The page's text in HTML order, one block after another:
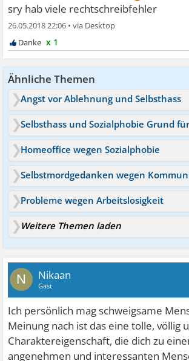
sry hab viele rechtschreibfehler
26.05.2018 22:06 •
x 1
Ähnliche Themen
Angst vor Ablehnung und Selbsthass
Homeoffice wegen Sozialphobie
Probleme wegen Arbeitslosigkeit
Weitere Themen laden
N Nikaan
Gast
Ich persönlich mag schweigsame
Meinung nach ist das eine tolle, völlig
Charaktereigenschaft, die dich zu
angenehmen und interessanten